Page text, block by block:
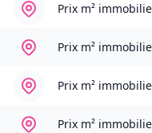
Prix m²
Prix m²
Prix m²
Prix m²